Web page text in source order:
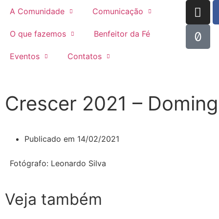
A Comunidade Comunicação
O que fazemos Benfeitor da Fé
Eventos Contatos
Crescer 2021 –
Publicado em 14/02/2021
Fotógrafo: Leonardo Silva
Veja também